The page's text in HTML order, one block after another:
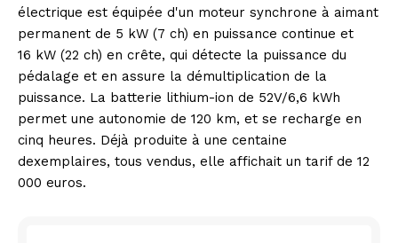
électrique est équipée d'un moteur synchrone à aimant
permanent de 5 kW (7 ch) en puissance continue et
16 kW (22 ch) en crête, qui détecte la puissance du
pédalage et en assure la démultiplication de la
puissance. La batterie lithium-ion de 52V/6,6 kWh
permet une autonomie de 120 km, et se recharge en
cinq heures. Déjà produite à une centaine
dexemplaires, tous vendus, elle affichait un tarif de 12
000 euros.